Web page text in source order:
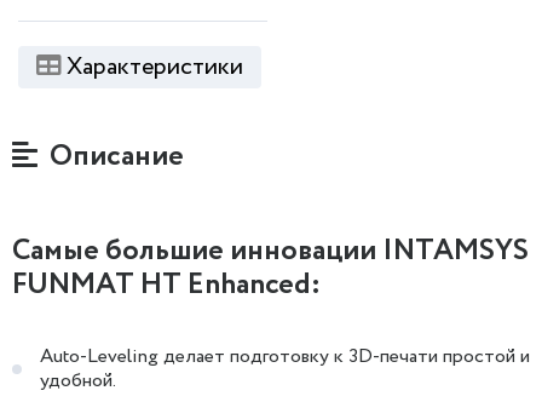
Характеристики
Описание
Самые большие инновации INTAMSYS
FUNMAT HT Enhanced:
Auto-Leveling делает подготовку к 3D-печати простой и
удобной.